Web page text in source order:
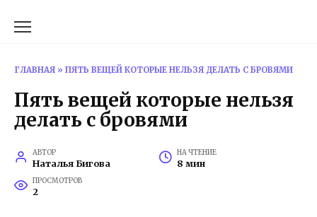
ГЛАВНАЯ » ПЯТЬ ВЕЩЕЙ КОТОРЫЕ НЕЛЬЗЯ ДЕЛАТЬ С БРОВЯМИ
Пять вещей которые нельзя
делать с бровями
АВТОР
Наталья Бигова
НА ЧТЕНИЕ
8 мин
ПРОСМОТРОВ
2